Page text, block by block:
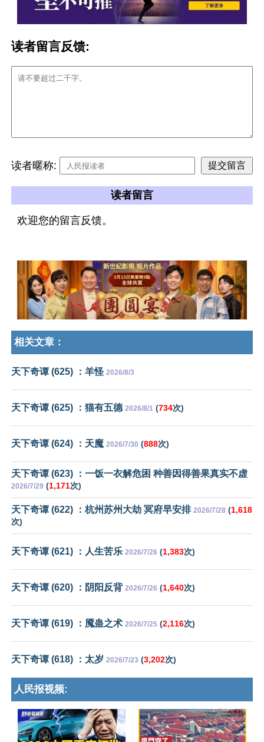
读者留言反馈:
读者暱称:
读者留言
欢迎您的留言反馈。
相关文章：
天下奇谭 (625) ：羊怪 2026/8/3
天下奇谭 (625) ：猫有五德 2026/8/1 (734次)
天下奇谭 (624) ：天魔 2026/7/30 (888次)
天下奇谭 (623) ：一饭一衣解危困 种善因得善果真实不虚
2026/7/29 (1,171次)
天下奇谭 (622) ：杭州苏州大劫 冥府早安排 2026/7/28 (1,618
次)
天下奇谭 (621) ：人生苦乐 2026/7/26 (1,383次)
天下奇谭 (620) ：阴阳反背 2026/7/26 (1,640次)
天下奇谭 (619) ：魇蛊之术 2026/7/25 (2,116次)
天下奇谭 (618) ：太岁 2026/7/23 (3,202次)
人民报视频: